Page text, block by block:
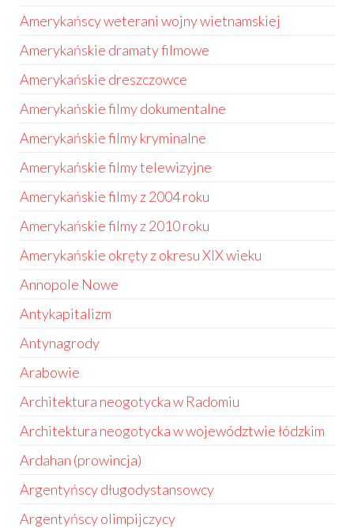
Amerykańscy weterani wojny wietnamskiej
Amerykańskie dramaty filmowe
Amerykańskie dreszczowce
Amerykańskie filmy dokumentalne
Amerykańskie filmy kryminalne
Amerykańskie filmy telewizyjne
Amerykańskie filmy z 2004 roku
Amerykańskie filmy z 2010 roku
Amerykańskie okręty z okresu XIX wieku
Annopole Nowe
Antykapitalizm
Antynagrody
Arabowie
Architektura neogotycka w Radomiu
Architektura neogotycka w województwie łódzkim
Ardahan (prowincja)
Argentyńscy długodystansowcy
Argentyńscy olimpijczycy